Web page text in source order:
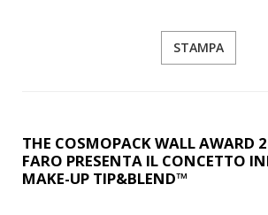
STAMPA
THE COSMOPACK WALL AWARD
FARO PRESENTA IL CONCETTO
MAKE-UP TIP&BLEND™